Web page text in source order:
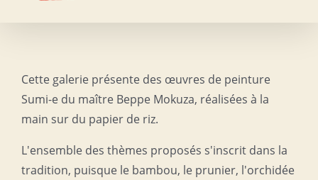
Cette galerie présente des œuvres de peinture
Sumi-e du maître Beppe Mokuza, réalisées à la
main sur du papier de riz.
L'ensemble des thèmes proposés s'inscrit dans la
tradition, puisque le bambou, le prunier, l'orchidée